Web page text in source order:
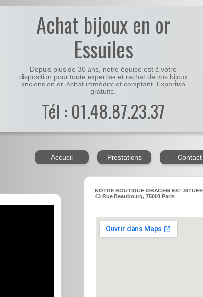
Achat bijoux en or
Essuiles
Depuis plus de 30 ans, notre équipe est à votre
disposition pour toute expertise et rachat de vos bijoux
anciens en or. Achat immédiat et comptant. Expertise
gratuite.
Tél : 01.48.87.23.37
Accueil Prestations Contact
NOTRE BOUTIQUE OBAGEM EST SITUEE
43 Rue Beaubourg, 75003 Paris